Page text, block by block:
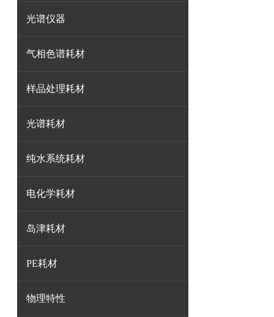
光谱仪器
气相色谱耗材
样品处理耗材
光谱耗材
纯水系统耗材
电化学耗材
岛津耗材
PE耗材
物理特性